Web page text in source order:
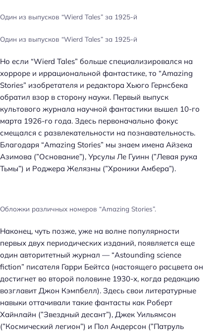
Один из выпусков “Wierd Tales” за 1925-й
Один из выпусков “Wierd Tales” за 1925-й
Но если “Wierd Tales” больше специализировался на
хорроре и иррациональной фантастике, то “Amazing
Stories” изобретателя и редактора Хьюго Гернсбека
обратил взор в сторону науки. Первый выпуск
культового журнала научной фантастики вышел 10-го
марта 1926-го года. Здесь первоначально фокус
смещался с развлекательности на познавательность.
Благодаря “Amazing Stories” мы знаем имена Айзека
Азимова (”Основание”), Урсулы Ле Гуинн (”Левая рука
Тьмы”) и Роджера Желязны (”Хроники Амбера”).
Обложки различных номеров “Amazing Stories”.
Наконец, чуть позже, уже на волне популярности
первых двух периодических изданий, появляется еще
один авторитетный журнал — “Astounding science
fiction” писателя Гарри Бейтса (настоящего расцвета он
достигнет во второй половине 1930-х, когда редакцию
возглавит Джон Кэмпбелл). Здесь свои литературные
навыки оттачивали такие фантасты как Роберт
Хайнлайн (”Звездный десант”), Джек Уильямсон
(”Космический легион”) и Пол Андерсон (”Патруль